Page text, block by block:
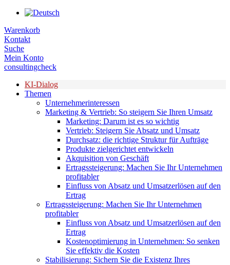
Zum
springen
Warenkorb
Kontakt
Suche
Mein Konto
consultingcheck
KI-Dialog
Themen
Unternehmerinteressen
Marketing & Vertrieb: So steigern Sie Ihren Umsatz
Marketing: Darum ist es so wichtig
Vertrieb: Steigern Sie Absatz und Umsatz
Durchsatz: die richtige Struktur für Aufträge
Produkte zielgerichtet entwickeln
Akquisition von Geschäft
Ertragssteigerung: Machen Sie Ihr Unternehmen
profitabler
Einfluss von Absatz und Umsatzerlösen auf den
Ertrag
Ertragssteigerung: Machen Sie Ihr Unternehmen
profitabler
Einfluss von Absatz und Umsatzerlösen auf den
Ertrag
Kostenoptimierung in Unternehmen: So senken
Sie effektiv die Kosten
Stabilisierung: Sichern Sie die Existenz Ihres